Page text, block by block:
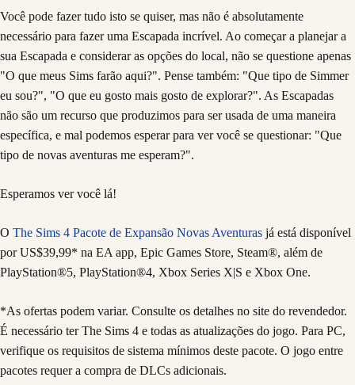
Você pode fazer tudo isto se quiser, mas não é absolutamente
necessário para fazer uma Escapada incrível. Ao começar a planejar a
sua Escapada e considerar as opções do local, não se questione apenas
"O que meus Sims farão aqui?". Pense também: "Que tipo de Simmer
eu sou?", "O que eu gosto mais gosto de explorar?". As Escapadas
não são um recurso que produzimos para ser usada de uma maneira
específica, e mal podemos esperar para ver você se questionar: "Que
tipo de novas aventuras me esperam?".
Esperamos ver você lá!
O The Sims 4 Pacote de Expansão Novas Aventuras já está disponível
por US$39,99* na EA app, Epic Games Store, Steam®, além de
PlayStation®5, PlayStation®4, Xbox Series X|S e Xbox One.
*As ofertas podem variar. Consulte os detalhes no site do revendedor.
É necessário ter The Sims 4 e todas as atualizações do jogo. Para PC,
verifique os requisitos de sistema mínimos deste pacote. O jogo entre
pacotes requer a compra de DLCs adicionais.